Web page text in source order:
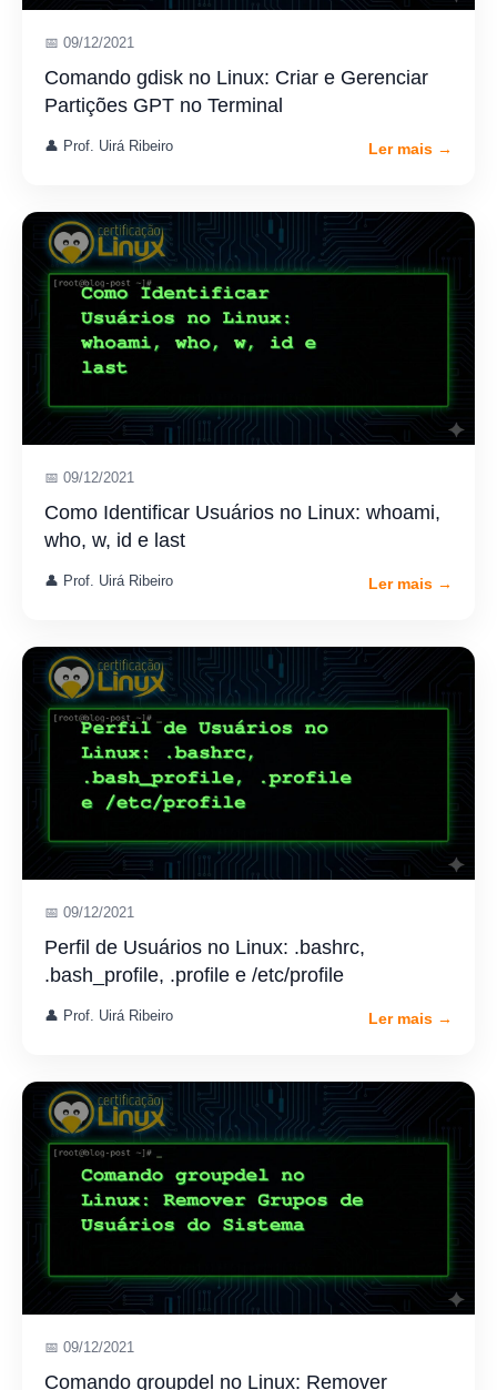
📅 09/12/2021
Comando gdisk no Linux: Criar e Gerenciar
Partições GPT no Terminal
👤 Prof. Uirá Ribeiro Ler mais →
📅 09/12/2021
Como Identificar Usuários no Linux: whoami,
who, w, id e last
👤 Prof. Uirá Ribeiro Ler mais →
📅 09/12/2021
Perfil de Usuários no Linux: .bashrc,
.bash_profile, .profile e /etc/profile
👤 Prof. Uirá Ribeiro Ler mais →
📅 09/12/2021
Comando groupdel no Linux: Remover